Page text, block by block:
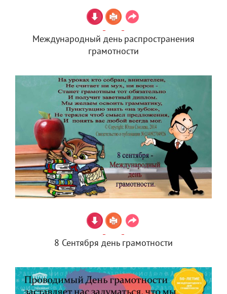
Международный день распространения
грамотности
8 Сентября день грамотности